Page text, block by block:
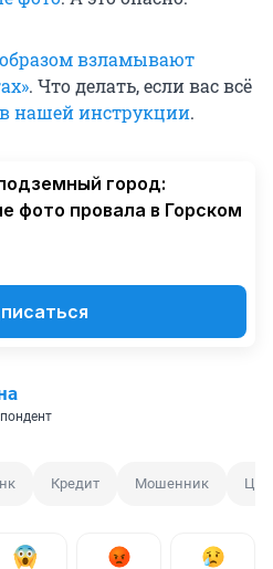
взламывают
. Что делать, если вас всё
нашей инструкции.
город:
фото провала в Горском
Кредит Мошенник